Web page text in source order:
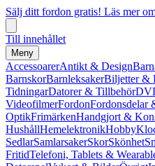
Sälj ditt fordon gratis! Läs mer
Till innehållet
Meny
AccessoarerAntikt & Design
BarnskorBarnleksakerBiljetter &
TidningarDatorer & Tillbehör
VideofilmerFordonFordonsdelar
OptikFrimärkenHandgjort &
HushållHemelektronikHobby
SedlarSamlarsakerSkorSkönhet
FritidTelefoni, Tablets &